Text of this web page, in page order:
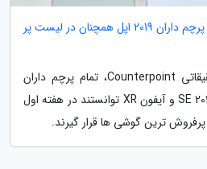
سلطه آیفون ها بر بازار آمریکا؛ پرچم داران 2019 اپل همچنان در لیست پر
طبق آمار جدید مؤسسه تحقیقاتی Counterpoint، تمام پرچم داران
سال 2019 اپل در کنار آیفون SE 2020 و آیفون XR توانستند در هفته اول
پرفروش ترین گوشی ها قرار گیرند.